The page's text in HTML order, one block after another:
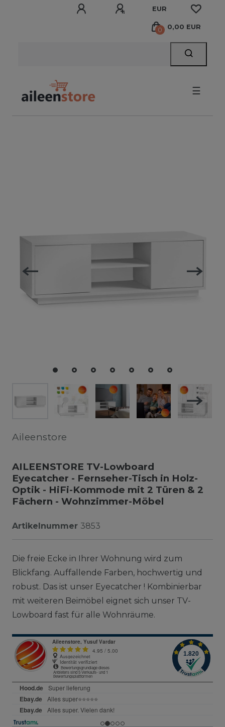
EUR
0 0,00 EUR
☰
Aileenstore
AILEENSTORE TV-Lowboard
Eyecatcher - Fernseher-Tisch in Holz-
Optik - HiFi-Kommode mit 2 Türen & 2
Fächern - Wohnzimmer-Möbel
Artikelnummer 3853
Die freie Ecke in Ihrer Wohnung wird zum
Blickfang. Auffallende Farben, hochwertig und
robust. Das ist unser Eyecatcher ! Kombinierbar
mit weiteren Beimöbel eignet sich unser TV-
Lowboard fast für alle Wohnräume.